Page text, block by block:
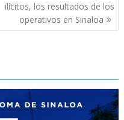
ilícitos, los resultados de los
operativos en Sinaloa